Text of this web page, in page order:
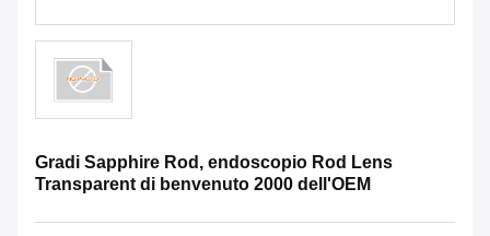
Gradi Sapphire Rod, endoscopio Rod Lens
Transparent di benvenuto 2000 dell'OEM